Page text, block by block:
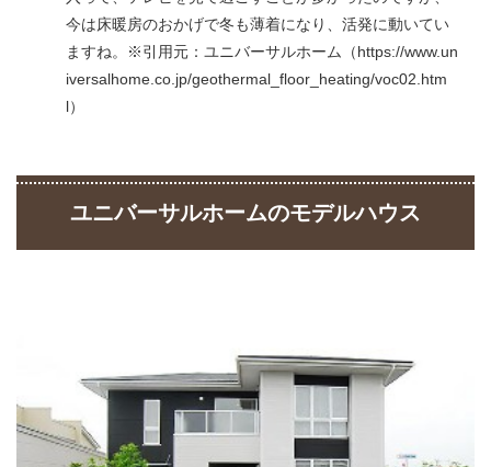
今は床暖房のおかげで冬も薄着になり、活発に動いてい
ますね。※引用元：ユニバーサルホーム（https://www.un
iversalhome.co.jp/geothermal_floor_heating/voc02.htm
l）
ユニバーサルホームのモデルハウス